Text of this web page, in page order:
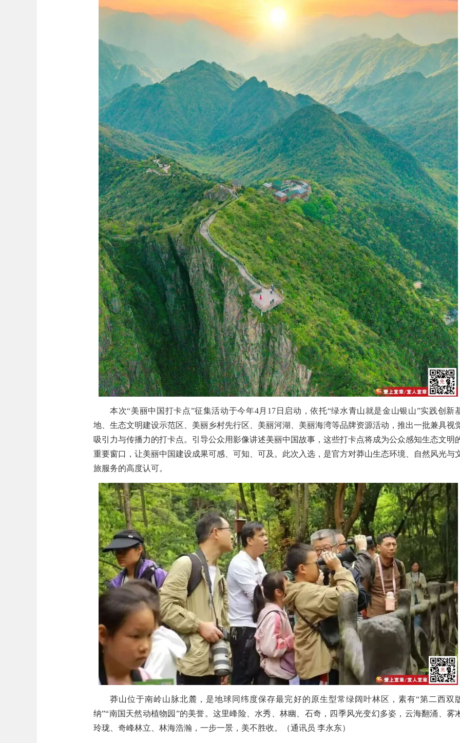
本次“美丽中国打卡点”征集活动于今年4月17日启动，依托“绿水青山就是金山银山”实践创新
地、生态文明建设示范区、美丽乡村先行区、美丽河湖、美丽海湾等品牌资源活动，推出一批兼具视
吸引力与传播力的打卡点。引导公众用影像讲述美丽中国故事，这些打卡点将成为公众感知生态文明
重要窗口，让美丽中国建设成果可感、可知、可及。 此次入选，是官方对莽山生态环境、自然风光与
旅服务的高度认可。
莽山位于南岭山脉北麓，是地球同纬度保存最完好的原生型常绿阔叶林区，素有“第二西双
纳”“南国天然动植物园”的美誉。这里峰险、水秀、林幽、石奇，四季风光变幻多姿，云海翻涌、雾
玲珑、奇峰林立、林海浩瀚，一步一景，美不胜收。（通讯员 李永东）